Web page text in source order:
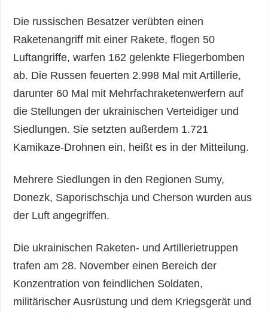
Die russischen Besatzer verübten einen
Raketenangriff mit einer Rakete, flogen 50
Luftangriffe, warfen 162 gelenkte Fliegerbomben
ab. Die Russen feuerten 2.998 Mal mit Artillerie,
darunter 60 Mal mit Mehrfachraketenwerfern auf
die Stellungen der ukrainischen Verteidiger und
Siedlungen. Sie setzten außerdem 1.721
Kamikaze-Drohnen ein, heißt es in der Mitteilung.
Mehrere Siedlungen in den Regionen Sumy,
Donezk, Saporischschja und Cherson wurden aus
der Luft angegriffen.
Die ukrainischen Raketen- und Artillerietruppen
trafen am 28. November einen Bereich der
Konzentration von feindlichen Soldaten,
militärischer Ausrüstung und dem Kriegsgerät und